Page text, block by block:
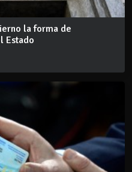
la forma de
Estado